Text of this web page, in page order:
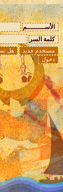
الأســـــــــم
كلمة السر